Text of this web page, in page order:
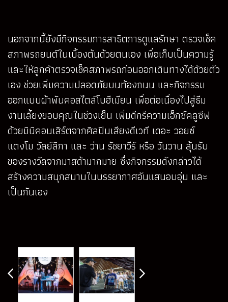
นอกจากนี้ยังมีกิจกรรมการสาธิตการดูแลรักษา ตรวจเช็ค
สภาพรถยนต์ในเบื้องต้นด้วยตนเอง เพื่อเก็บเป็นความรู้
และให้ลูกค้าตรวจเช็คสภาพรถก่อนออกเดินทางได้ด้วยตัว
เอง ช่วยเพิ่มความปลอดภัยบนท้องถนน และกิจกรรม
ออกแบบผ้าพันคอสไตล์โบฮีเมียน เพื่อต่อเนื่องไปสู่ธีม
งานเลี้ยงขอบคุณในช่วงเย็น เพิ่มดีกรีความเอ็กซ์คลูซีฟ
ด้วยมินิคอนเสิร์ตจากศิลปินเสียงดีเวที เดอะ วอยซ์
แตงโม วัลย์ลิกา และ ว่าน รัชยาวีร์ หรือ วันวาน ลุ้นรับ
ของรางวัลจากมาสด้ามากมาย ซึ่งกิจกรรมดังกล่าวได้
สร้างความสนุกสนานในบรรยากาศอันแสนอบอุ่น และ
เป็นกันเอง